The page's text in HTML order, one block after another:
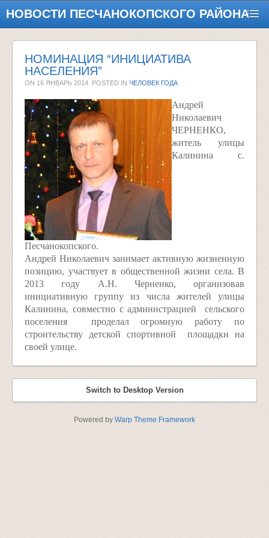
НОВОСТИ ПЕСЧАНОКОПСКОГО РАЙОНА
НОМИНАЦИЯ “ИНИЦИАТИВА
НАСЕЛЕНИЯ”
ON 16 ЯНВАРЬ 2014 . POSTED IN ЧЕЛОВЕК ГОДА
Андрей
Николаевич
ЧЕРНЕНКО,
житель улицы
Калинина с.
Песчанокопского.
Андрей Николаевич занимает активную жизненную
позицию, участвует в общественной жизни села. В
2013 году А.Н. Черненко, организовав
инициативную группу из числа жителей улицы
Калинина, совместно с администрацией сельского
поселения проделал огромную работу по
строительству детской спортивной площадки на
своей улице.
Switch to Desktop Version
Powered by Warp Theme Framework